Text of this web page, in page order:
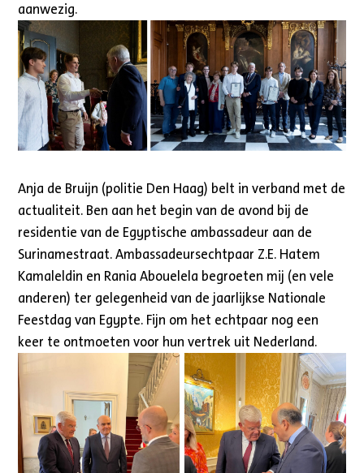
aanwezig.
Anja de Bruijn (politie Den Haag) belt in verband met de
actualiteit. Ben aan het begin van de avond bij de
residentie van de Egyptische ambassadeur aan de
Surinamestraat. Ambassadeursechtpaar Z.E. Hatem
Kamaleldin en Rania Abouelela begroeten mij (en vele
anderen) ter gelegenheid van de jaarlijkse Nationale
Feestdag van Egypte. Fijn om het echtpaar nog een
keer te ontmoeten voor hun vertrek uit Nederland.